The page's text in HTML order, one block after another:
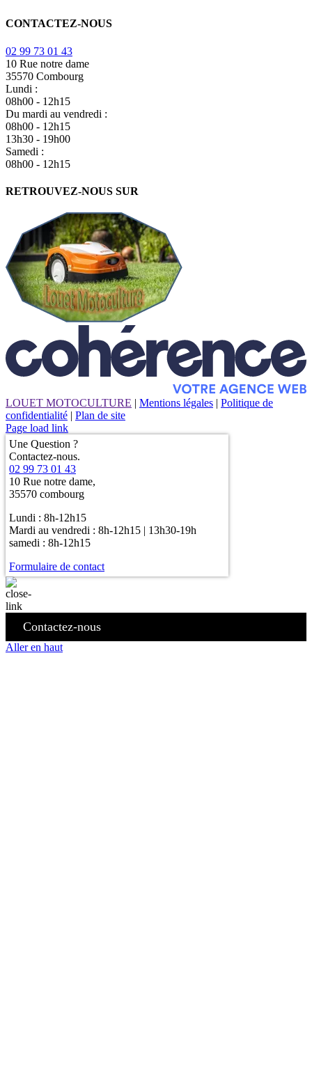
CONTACTEZ-NOUS
02 99 73 01 43
10 Rue notre dame
35570 Combourg
Lundi :
08h00 - 12h15
Du mardi au vendredi :
08h00 - 12h15
13h30 - 19h00
Samedi :
08h00 - 12h15
RETROUVEZ-NOUS SUR
LOUET MOTOCULTURE | Mentions légales | Politique de
confidentialité | Plan de site
Page load link
Une Question ?
Contactez-nous.
02 99 73 01 43
10 Rue notre dame,
35570 combourg
Lundi : 8h-12h15
Mardi au vendredi : 8h-12h15 | 13h30-19h
samedi : 8h-12h15
Formulaire de contact
Contactez-nous
Aller en haut